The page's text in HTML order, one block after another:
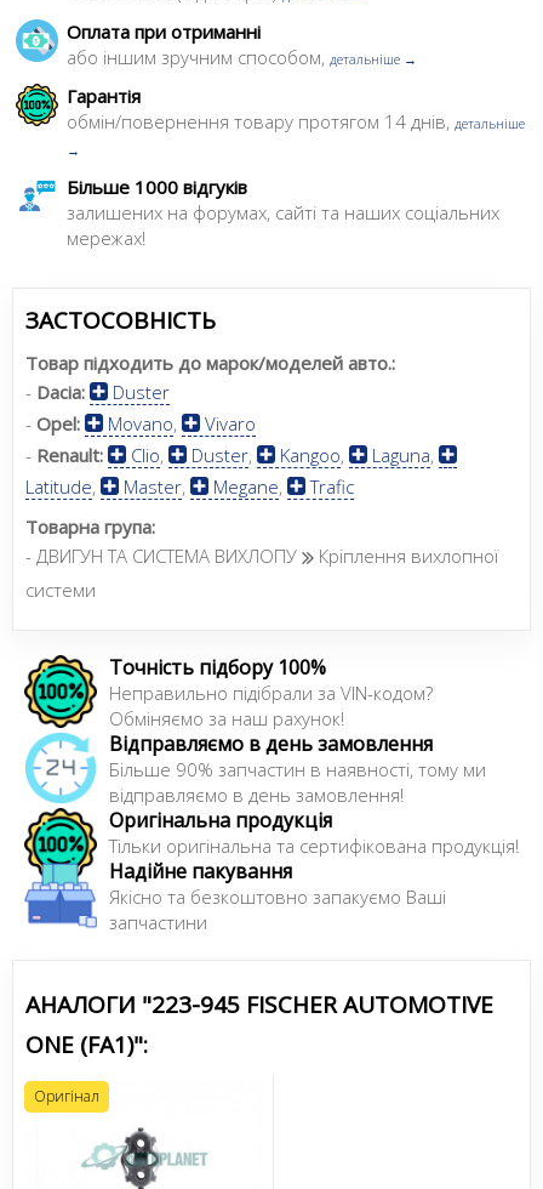
Оплата при отриманні
або іншим зручним способом, детальніше →
Гарантія
обмін/повернення товару протягом 14 днів, детальніше
→
Більше 1000 відгуків
залишених на форумах, сайті та наших соціальних
мережах!
ЗАСТОСОВНІСТЬ
Товар підходить до марок/моделей авто.:
- Dacia:
Duster
- Opel: Movano,
Vivaro
- Renault: Clio, Duster, Kangoo, Laguna,
Latitude, Master, Megane,
Trafic
Товарна група:
- ДВИГУН ТА СИСТЕМА ВИХЛОПУ
Кріплення вихлопної
системи
Точність підбору 100%
Неправильно підібрали за VIN-кодом?
Обміняємо за наш рахунок!
Відправляємо в день замовлення
Більше 90% запчастин в наявності, тому ми
відправляємо в день замовлення!
Оригінальна продукція
Тільки оригінальна та сертифікована продукція!
Надійне пакування
Якісно та безкоштовно запакуємо Ваші
запчастини
АНАЛОГИ "223-945 FISCHER AUTOMOTIVE
ONE (FA1)":
Оригінал